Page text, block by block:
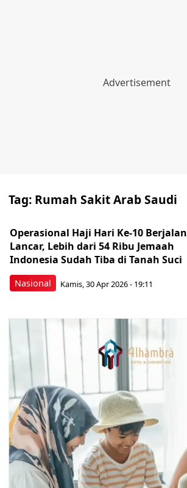
Tag: Rumah Sakit Arab Saudi
Nasional
Operasional Haji Hari Ke-10 Berjalan
Lancar, Lebih dari 54 Ribu Jemaah
Indonesia Sudah Tiba di Tanah Suci
Kamis, 30 Apr 2026 - 19:11